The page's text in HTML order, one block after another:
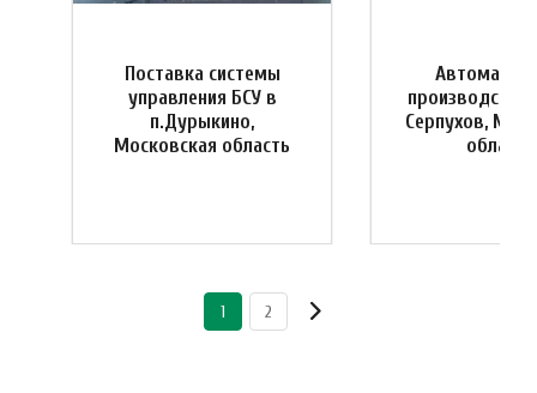
Поставка системы
управления БСУ в
п.Дурыкино,
Московская область
производства
Серпухов,
область
1 2